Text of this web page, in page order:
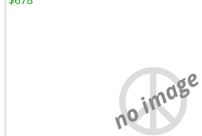
no image